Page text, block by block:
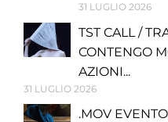
31 LUGLIO 2026
TST CALL /
CONTENGO
AZIONI...
31 LUGLIO 2026
.MOV